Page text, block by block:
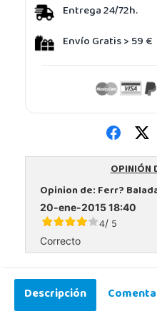
Entrega 24/72h.
Envío Gratis > 59 €
OPINIÓN
Opinion de:Ferr?
20-ene-2015 18:40
4/ 5
Correcto
Descripción